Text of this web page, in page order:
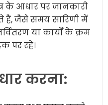
के आधार पर जानकारी
जैसे समय सारिणी में
या कार्यों के क्रम
पर रहे।
करना: